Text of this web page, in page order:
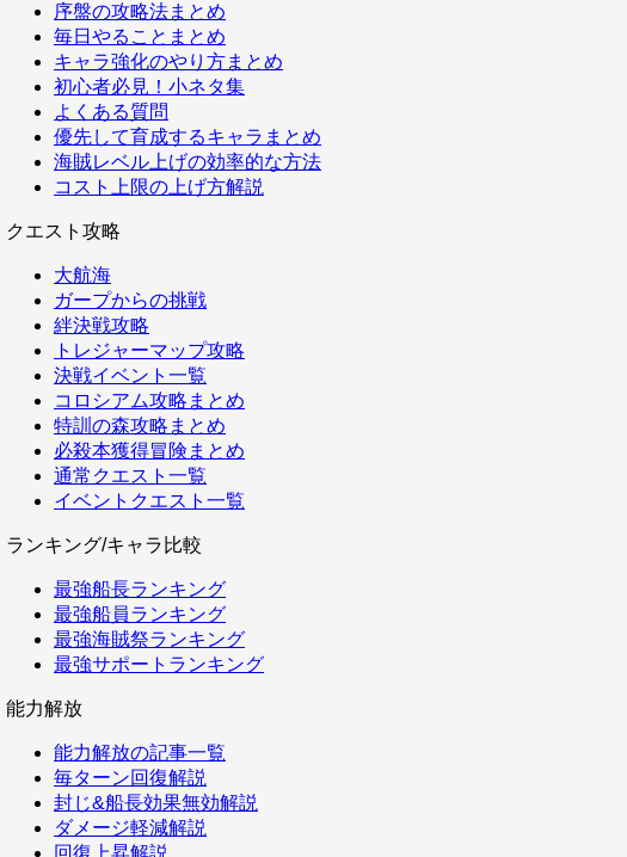
序盤の攻略法まとめ
毎日やることまとめ
キャラ強化のやり方まとめ
初心者必見！小ネタ集
よくある質問
優先して育成するキャラまとめ
海賊レベル上げの効率的な方法
コスト上限の上げ方解説
クエスト攻略
大航海
ガープからの挑戦
絆決戦攻略
トレジャーマップ攻略
決戦イベント一覧
コロシアム攻略まとめ
特訓の森攻略まとめ
必殺本獲得冒険まとめ
通常クエスト一覧
イベントクエスト一覧
ランキング/キャラ比較
最強船長ランキング
最強船員ランキング
最強海賊祭ランキング
最強サポートランキング
能力解放
能力解放の記事一覧
毎ターン回復解説
封じ&船長効果無効解説
ダメージ軽減解説
回復上昇解説